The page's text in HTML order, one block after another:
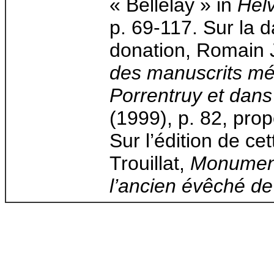
« Bellelay » in
p. 69-117. Sur la
donation,
des manuscrits
Porrentruy et
(1999), p. 82,
Sur l’édition de
Trouillat,
l’ancien évêché